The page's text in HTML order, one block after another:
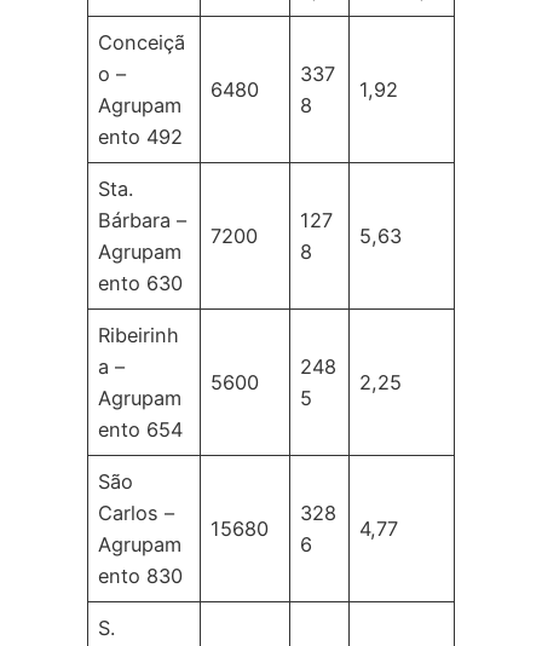
Conceiçã
o –
Agrupam
ento 492
6480
337
8
1,92
Sta.
Bárbara –
Agrupam
ento 630
7200
127
8
5,63
Ribeirinh
a –
Agrupam
ento 654
5600
248
5
2,25
São
Carlos –
Agrupam
ento 830
15680
328
6
4,77
S.